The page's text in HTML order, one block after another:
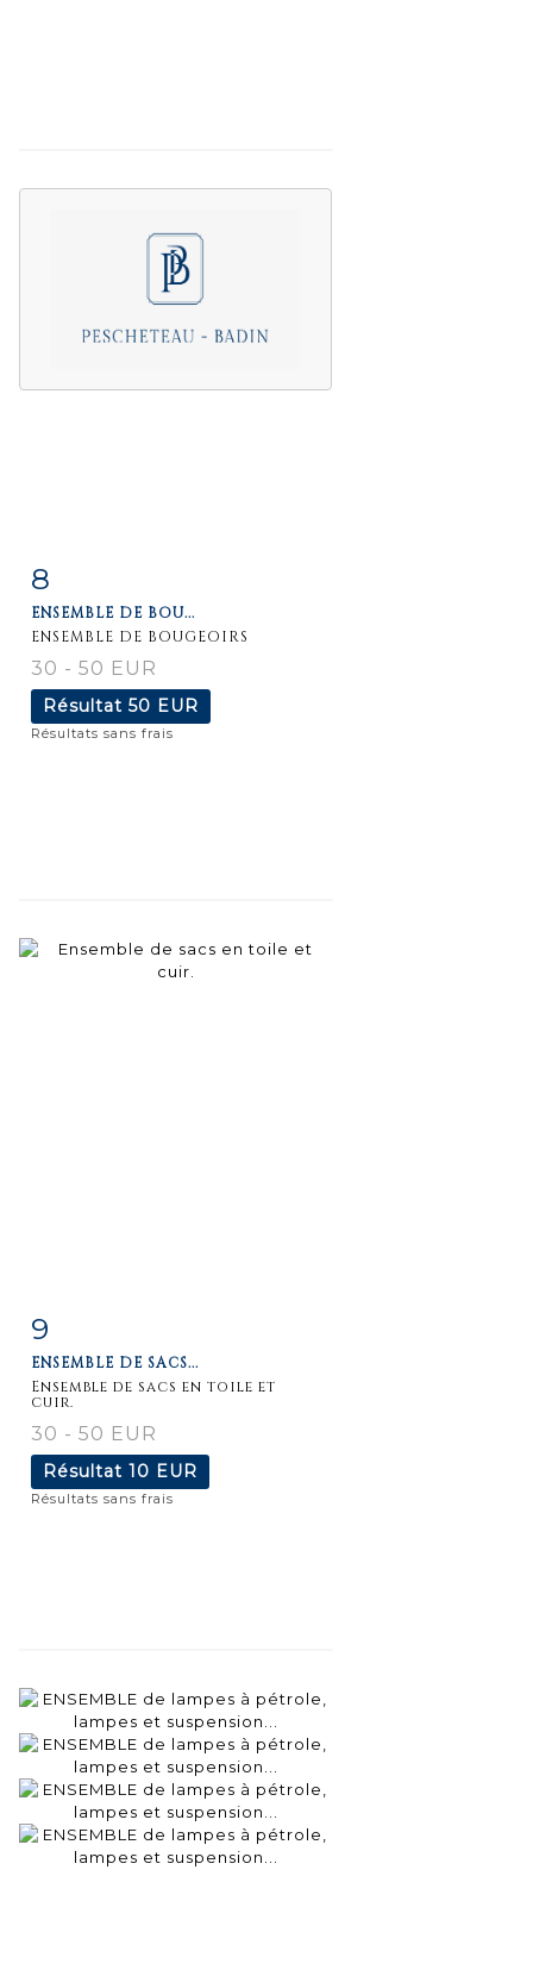
8
ENSEMBLE DE BOU...
ENSEMBLE DE BOUGEOIRS
30 - 50 EUR
Résultat 50 EUR
Résultats sans frais
9
ENSEMBLE DE SACS...
Ensemble de sacs en toile et
cuir.
30 - 50 EUR
Résultat 10 EUR
Résultats sans frais